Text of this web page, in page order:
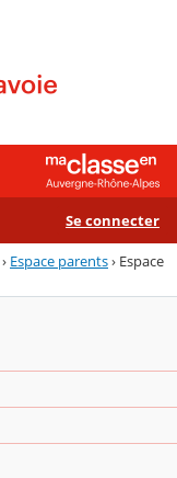
Se connecter
› Espace parents› Espace